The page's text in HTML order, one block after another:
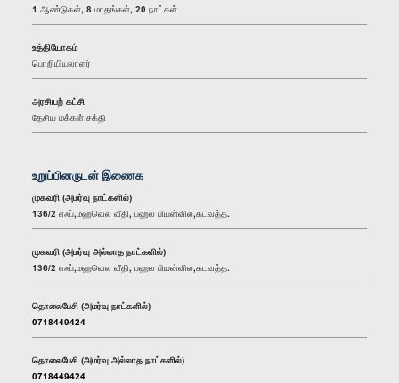
1 ஆண்டுகள், 8 மாதங்கள், 20 நாட்கள்
உத்தியோகம்
பொறியியலாளர்
அரசியற் கட்சி
தேசிய மக்கள் சக்தி
உறுப்பினருடன் இணைக
முகவரி (அமர்வு நாட்களில்)
136/2 எஃப்,மஹவெல வீதி, பஹல பியன்வில,கடவத்த.
முகவரி (அமர்வு அல்லாத நாட்களில்)
136/2 எஃப்,மஹவெல வீதி, பஹல பியன்வில,கடவத்த.
தொலைபேசி (அமர்வு நாட்களில்)
0718449424
தொலைபேசி (அமர்வு அல்லாத நாட்களில்)
0718449424